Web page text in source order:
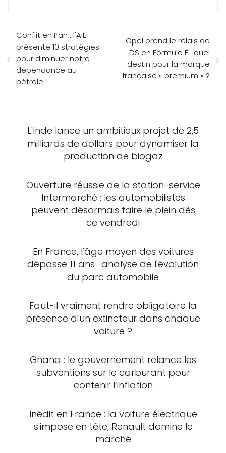
Conflit en Iran : l'AIE
présente 10 stratégies
pour diminuer notre
dépendance au
pétrole
Opel prend le relais de
DS en Formule E : quel
destin pour la marque
française « premium » ?
L'Inde lance un ambitieux projet de 2,5
milliards de dollars pour dynamiser la
production de biogaz
Ouverture réussie de la station-service
Intermarché : les automobilistes
peuvent désormais faire le plein dès
ce vendredi
En France, l'âge moyen des voitures
dépasse 11 ans : analyse de l'évolution
du parc automobile
Faut-il vraiment rendre obligatoire la
présence d’un extincteur dans chaque
voiture ?
Ghana : le gouvernement relance les
subventions sur le carburant pour
contenir l’inflation
Inédit en France : la voiture électrique
s'impose en tête, Renault domine le
marché